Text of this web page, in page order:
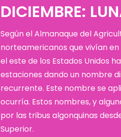
DICIEMBRE:
Según el Almanaque del
norteamericanos que vivían
el este de los Estados Unidos
estaciones dando un nombre
recurrente. Este nombre se
ocurría. Estos nombres, y
por las tribus algonquinas
Superior.